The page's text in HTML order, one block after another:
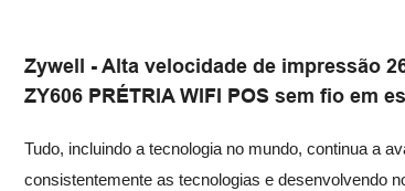
Zywell - Alta velocidade de impressão
ZY606 PRÉTRIA WIFI POS sem fio em
Tudo, incluindo a tecnologia no mundo, continua a
consistentemente as tecnologias e desenvolvendo